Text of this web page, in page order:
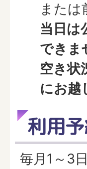
または
当日は
できま
空き状
にお越
利用
毎月1～3